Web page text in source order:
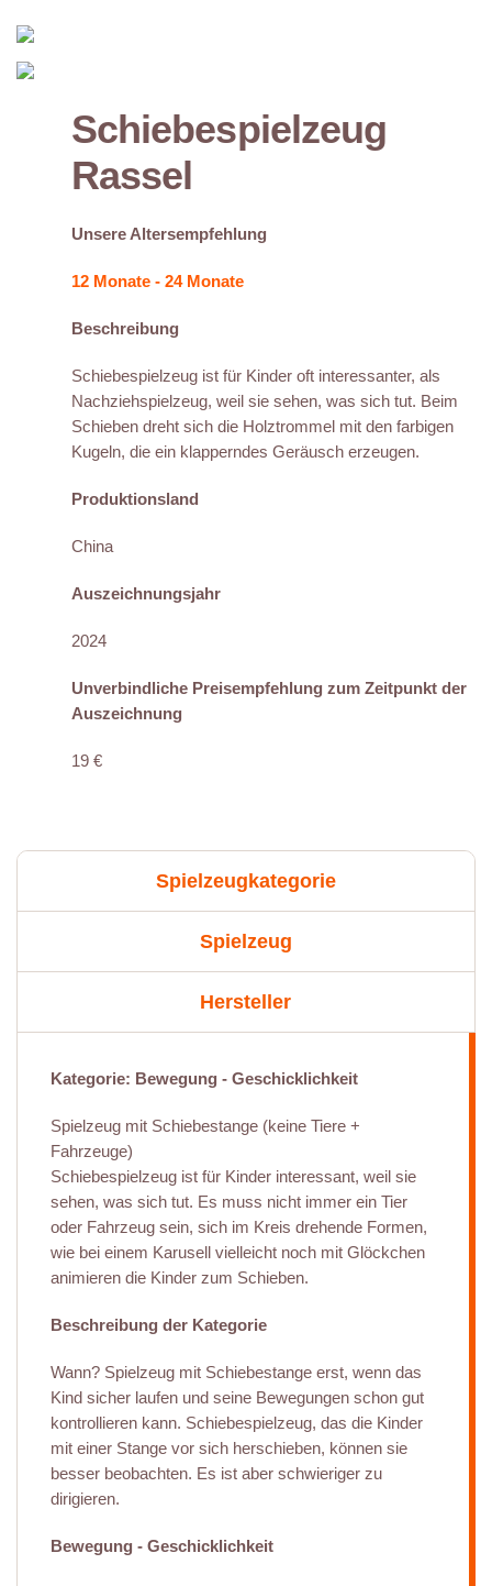
Schiebespielzeug
Rassel
Unsere Altersempfehlung
12 Monate - 24 Monate
Beschreibung
Schiebespielzeug ist für Kinder oft interessanter, als
Nachziehspielzeug, weil sie sehen, was sich tut. Beim
Schieben dreht sich die Holztrommel mit den farbigen
Kugeln, die ein klapperndes Geräusch erzeugen.
Produktionsland
China
Auszeichnungsjahr
2024
Unverbindliche Preisempfehlung zum Zeitpunkt der
Auszeichnung
19 €
Spielzeugkategorie
Spielzeug
Hersteller
Kategorie: Bewegung - Geschicklichkeit
Spielzeug mit Schiebestange (keine Tiere +
Fahrzeuge)
Schiebespielzeug ist für Kinder interessant, weil sie
sehen, was sich tut. Es muss nicht immer ein Tier
oder Fahrzeug sein, sich im Kreis drehende Formen,
wie bei einem Karusell vielleicht noch mit Glöckchen
animieren die Kinder zum Schieben.
Beschreibung der Kategorie
Wann? Spielzeug mit Schiebestange erst, wenn das
Kind sicher laufen und seine Bewegungen schon gut
kontrollieren kann. Schiebespielzeug, das die Kinder
mit einer Stange vor sich herschieben, können sie
besser beobachten. Es ist aber schwieriger zu
dirigieren.
Bewegung - Geschicklichkeit